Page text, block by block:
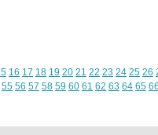
16 17 18 19 20 21 22 23 24 25 26
55 56 57 58 59 60 61 62 63 64 65 66